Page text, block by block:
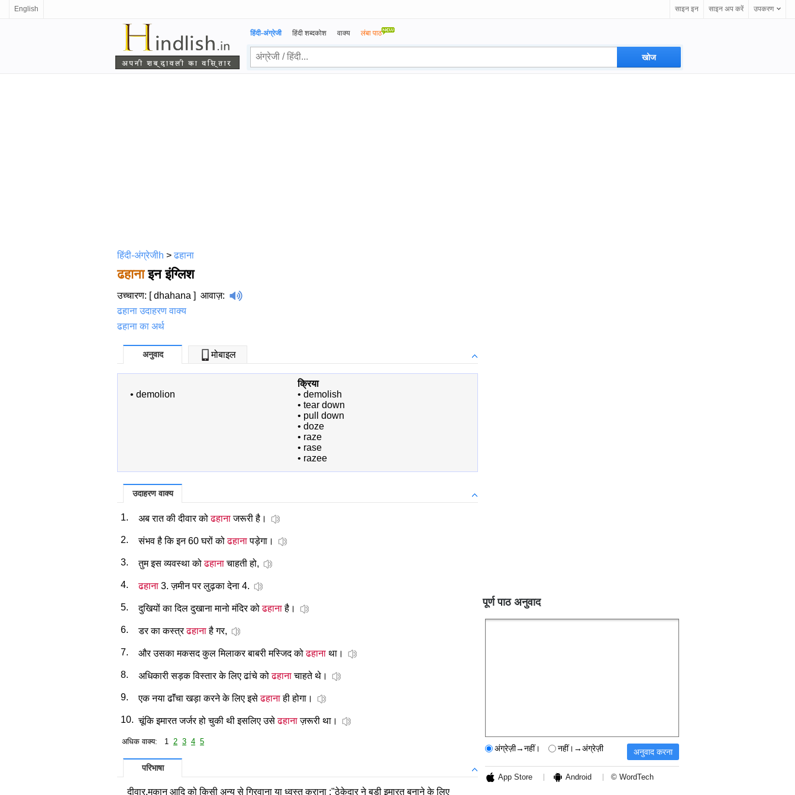
English साइन इन साइन अप करें उपकरण
हिंदी-अंग्रेजी हिंदी शब्दकोश वाक्य लंबा पाठ
हिंदी-अंग्रेजीh >ढहाना
ढहानाइन इंग्लिश
उच्चारण: [ dhahana ] आवाज़:
ढहाना उदाहरण वाक्य
ढहाना का अर्थ
अनुवाद मोबाइल
• demolion
क्रिया
• demolish
• tear down
• pull down
• doze
• raze
• rase
• razee
उदाहरण वाक्य
1. अब रात की दीवार कोढहानाजरूरी है।
2. संभव है कि इन 60 घरों कोढहानापड़ेगा।
3. तुम इस व्यवस्था कोढहानाचाहती हो,
4. ढहाना 3. ज़मीन पर लुढ़का देना 4.
5. दुखियों का दिल दुखाना मानो मंदिर कोढहानाहै।
6. डर का कस्त्रढहानाहै गर,
7. और उसका मकसद कुल मिलाकर बाबरी मस्जिद कोढहाना था।
8. अधिकारी सड़क विस्तार के लिए ढांचे कोढहानाचाहते थे।
9. एक नया ढाॅंचा खड़ा करने के लिए इसेढहानाही होगा।
10. चूंकि इमारत जर्जर हो चुकी थी इसलिए उसेढहानाज़रूरी था।
अधिक वाक्य: 1 2 3 4 5
परिभाषा
दीवार,मकान आदि को किसी अन्य से गिरवाना या ध्वस्त कराना :"ठेकेदार ने बड़ी इमारत बनाने के लिए
पूर्ण पाठ अनुवाद
अंग्रेज़ी→नहीं। नहीं।→अंग्रेज़ी
App Store Android © WordTech